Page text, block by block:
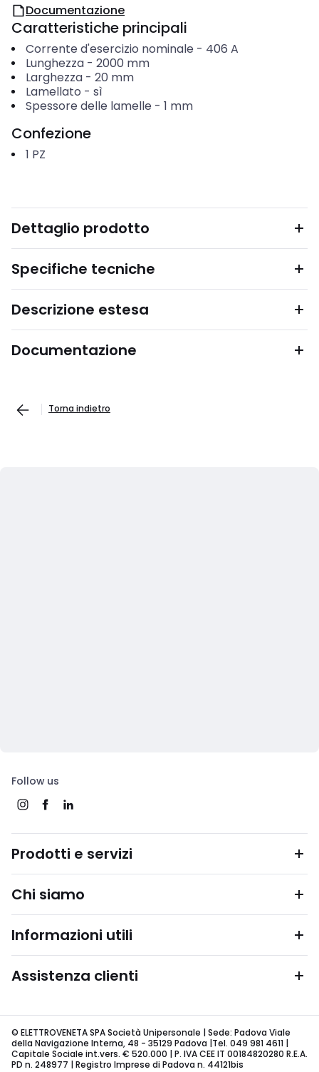
Documentazione
Caratteristiche principali
Corrente d'esercizio nominale - 406 A
Lunghezza- 2000 mm
Larghezza- 20 mm
Lamellato - sì
Spessore delle lamelle - 1 mm
Confezione
1 PZ
Dettaglio prodotto
Specifiche tecniche
Descrizione estesa
Documentazione
Torna indietro
Follow us
Prodotti e servizi
Chi siamo
Informazioni utili
Assistenza clienti
© ELETTROVENETA SPA Società Unipersonale | Sede: Padova Viale
della Navigazione Interna, 48 - 35129 Padova |Tel. 049 981 4611 |
Capitale Sociale int.vers. € 520.000 | P. IVA CEE IT 00184820280 R.E.A.
PD n. 248977 | Registro Imprese di Padova n. 44121bis